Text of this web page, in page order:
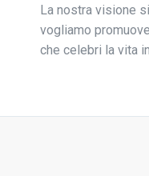
La nostra visione
vogliamo
che celebri la vita